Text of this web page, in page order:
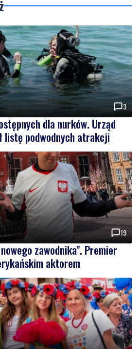
3
dla nurków. Urząd
listę podwodnych atrakcji
19
nowego zawodnika". Premier
aktorem
1
muzyka i regionalne smaki.